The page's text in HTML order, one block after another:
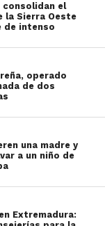
el
la Sierra Oeste
de intenso
operado
de dos
una madre y
a un niño de
Extremadura: